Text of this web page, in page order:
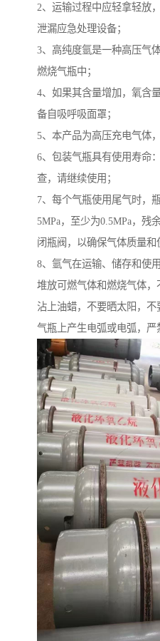
2、运输过程中应轻拿轻放
泄漏应急处理设备；
3、高纯度氩是一种高压气
燃烧气瓶中；
4、如果其含量增加，氧含
备自吸呼吸面罩；
5、本产品为高压充电气体
6、包装气瓶具有使用寿命
查，请继续使用；
7、每个气瓶使用尾气时，
5MPa，至少为0.5MPa，残
闭瓶阀，以确保气体质量和
8、氩气在运输、储存和使
堆放可燃气体和燃烧气体
沾上油蜡，不要晒太阳，
气瓶上产生电弧或电弧，严